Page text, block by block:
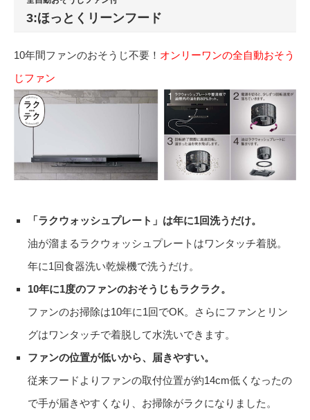
3:ほっとくリーンフード
10年間ファンのおそうじ不要！ オンリーワンの全自動おそう
じファン
「ラクウォッシュプレート」は年に1回洗うだけ。
油が溜まるラクウォッシュプレートはワンタッチ着脱。
年に1回食器洗い乾燥機で洗うだけ。
10年に1度のファンのおそうじもラクラク。
ファンのお掃除は10年に1回でOK。さらにファンとリン
グはワンタッチで着脱して水洗いできます。
ファンの位置が低いから、届きやすい。
従来フードよりファンの取付位置が約14cm低くなったの
で手が届きやすくなり、お掃除がラクになりました。